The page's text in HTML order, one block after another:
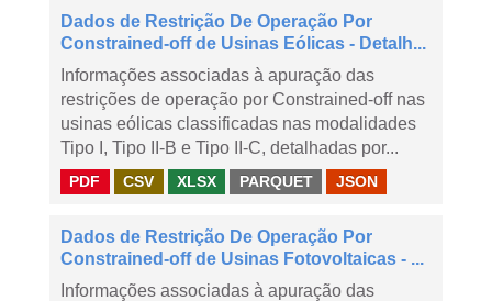
Dados de Restrição De Operação Por
Constrained-off de Usinas Eólicas - Detalh...
Informações associadas à apuração das
restrições de operação por Constrained-off nas
usinas eólicas classificadas nas modalidades
Tipo I, Tipo II-B e Tipo II-C, detalhadas por...
PDF CSV XLSX PARQUET JSON
Dados de Restrição De Operação Por
Constrained-off de Usinas Fotovoltaicas - ...
Informações associadas à apuração das